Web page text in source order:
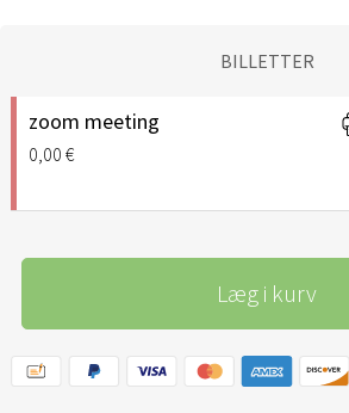
BILLETTER
zoom meeting
0,00 €
Læg i kurv